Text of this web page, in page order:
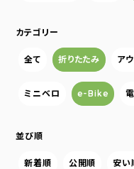
カテゴリー
全て 折りたたみ ア
ミニベロ e-Bike
並び順
新着順 公開順 安い